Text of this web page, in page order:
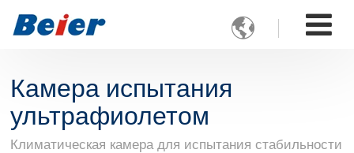

Камера испытания
ультрафиолетом
Климатическая камера для испытания стабильности